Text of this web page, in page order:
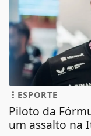
ESPORTE
Piloto da
um assalto na